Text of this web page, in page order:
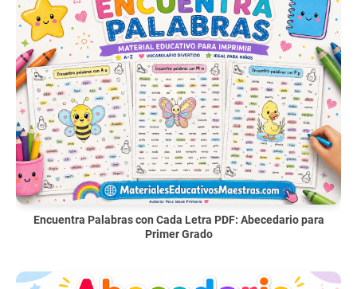
Encuentra Palabras con Cada Letra PDF: Abecedario para
Primer Grado